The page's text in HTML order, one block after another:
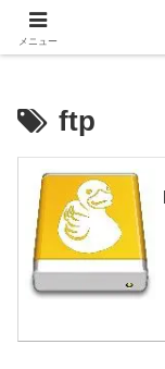
ftp
メニュー